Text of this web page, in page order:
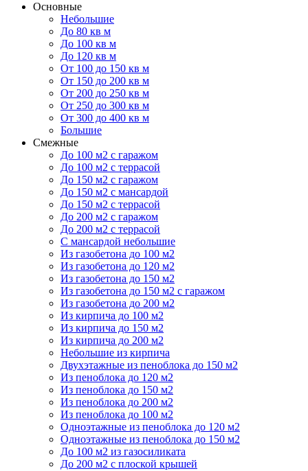
Основные
Небольшие
До 80 кв м
До 100 кв м
До 120 кв м
От 100 до 150 кв м
От 150 до 200 кв м
От 200 до 250 кв м
От 250 до 300 кв м
От 300 до 400 кв м
Большие
Смежные
До 100 м2 с гаражом
До 100 м2 с террасой
До 150 м2 с гаражом
До 150 м2 с мансардой
До 150 м2 с террасой
До 200 м2 с гаражом
До 200 м2 с террасой
С мансардой небольшие
Из газобетона до 100 м2
Из газобетона до 120 м2
Из газобетона до 150 м2
Из газобетона до 150 м2 с гаражом
Из газобетона до 200 м2
Из кирпича до 100 м2
Из кирпича до 150 м2
Из кирпича до 200 м2
Небольшие из кирпича
Двухэтажные из пеноблока до 150 м2
Из пеноблока до 120 м2
Из пеноблока до 150 м2
Из пеноблока до 200 м2
Из пеноблока до 100 м2
Одноэтажные из пеноблока до 120 м2
Одноэтажные из пеноблока до 150 м2
До 100 м2 из газосиликата
До 200 м2 с плоской крышей